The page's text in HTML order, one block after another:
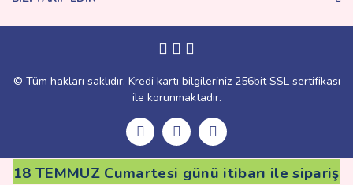
© Tüm hakları saklıdır. Kredi kartı bilgileriniz 256bit SSL sertifikası
ile korunmaktadır.
18 TEMMUZ Cumartesi günü itibarı ile sipariş